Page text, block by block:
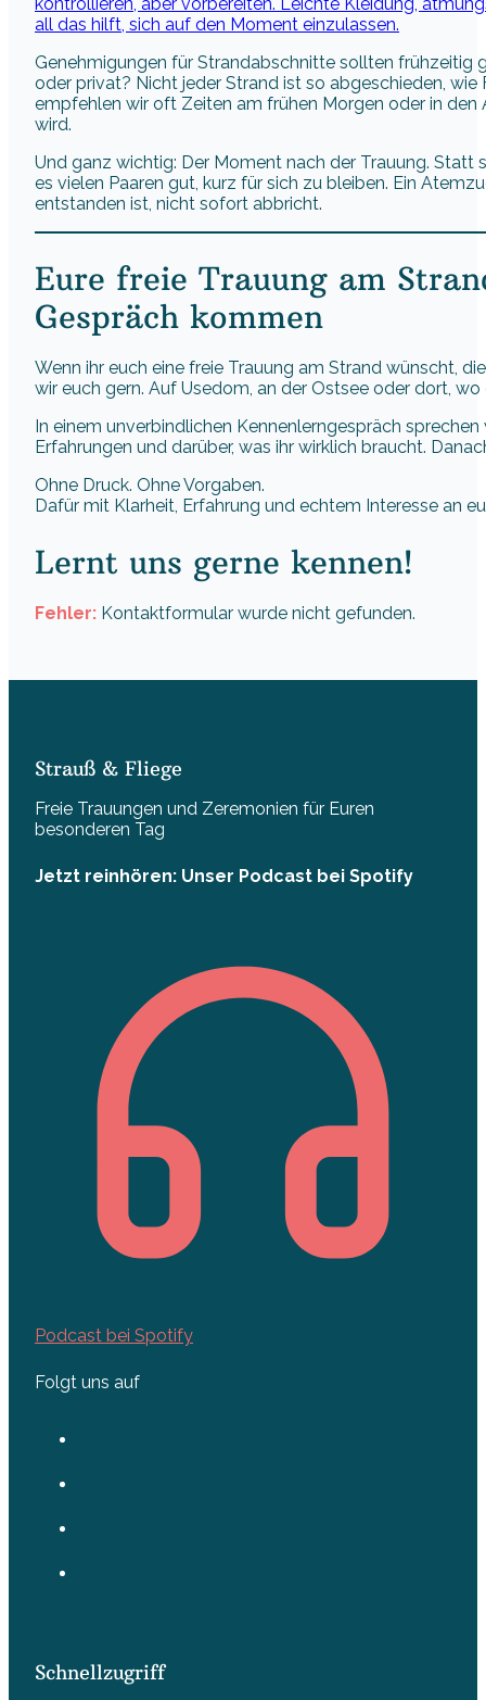
all das hilft, sich auf den Moment einzulassen.
Genehmigungen für Strandabschnitte sollten frühzeitig
oder privat? Nicht jeder Strand ist so abgeschieden,
empfehlen wir oft Zeiten am frühen Morgen oder in den
wird.
Und ganz wichtig: Der Moment nach der Trauung.
es vielen Paaren gut, kurz für sich zu bleiben. Ein
entstanden ist, nicht sofort abbricht.
Eure freie Trauung am
Gespräch kommen
Wenn ihr euch eine freie Trauung am Strand wünscht,
wir euch gern. Auf Usedom, an der Ostsee oder dort,
In einem unverbindlichen Kennenlerngespräch
Erfahrungen und darüber, was ihr wirklich braucht.
Ohne Druck. Ohne Vorgaben.
Dafür mit Klarheit, Erfahrung und echtem Interesse an
Lernt uns gerne kennen!
Fehler: Kontaktformular wurde nicht gefunden.
Strauß & Fliege
Freie Trauungen und Zeremonien für Euren
besonderen Tag
Jetzt reinhören: Unser Podcast bei Spotify
Podcast bei Spotify
Folgt uns auf
Schnellzugriff